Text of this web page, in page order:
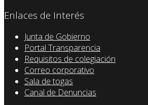
Enlaces de Interés
Junta de Gobierno
Portal Transparencia
Requisitos de colegiación
Correo corporativo
Sala de togas
Canal de Denuncias